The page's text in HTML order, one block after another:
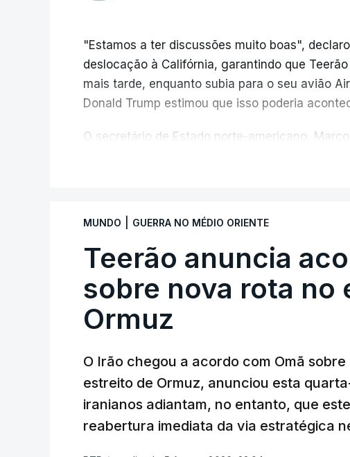
"Estamos a ter discussões muito boas",
deslocação à Califórnia, garantindo que
mais tarde, enquanto subia para o seu avião
Donald Trump estimou que isso poderia
O secretário de Estado norte-americano,
está em discussão um acordo temporário de
no estreito entre o Irão e o sultanato de Omã.
Este acordo preliminar prevê, segundo o
entre através do estreito utilize uma rota a
navio que saia siga uma trajetória meridional
período de 60 dias.
MUNDO GUERRA NO MÉDIO ORIENTE
Teerão anuncia
sobre nova rota no
Ormuz
O Irão chegou a acordo com Omã
estreito de Ormuz, anunciou esta
iranianos adiantam, no entanto, que
reabertura imediata da via estratégica